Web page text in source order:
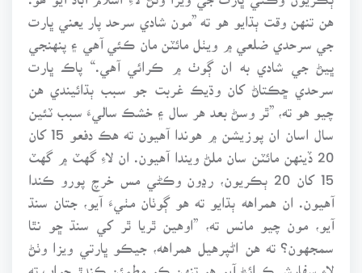
هن تنهن وقت ٻڌايو هو ته ”مون شادي سرحد پار يعني ڀارت
جي سرحدي ضلعي ۾ ويٺل مائٽن مان ڪئي آهي ۽ پنهنجي
ڀيڻ جي شادي به ان ڳوٺ ۾ ڪرائي آهي.“ پاڪ ڀارت
سرحدي ڇڪتاڻ کان وڌيڪ غربت جو سبب ٻڌائيندي هن
چيو هو ته، ”ٿر وسڻ بعد هر سال ۽ خشڪ ساليءَ سبب ٽئين
سال اسان ان پوزيشن ۾ هوندا آهيون ته هڪ دفعو 15 کان
20 ڏينهن مائٽن سان ملڻ ويندا آهيون. ان لاءِ گهٽ ۾ گهٽ
15 کان 20 ٻڪريون، رڍون وڪڻي مس خرچ پورو ڪندا
آهيون. ان همراهه ٻڌايو ته هو ڳوٺان مٺيءَ آيو، جتان سنڌ
آيو، مون چيو مانس ته، ”اوهين ٿريا ٿر کي سنڌ ڇو نٿا
سمجهون؟ ته هن اڻپرهيل همراهه، جيڪو ڀارتي ويزا وٺڻ
لاءِ سفارش ڪرائڻ آيو هو تنهن ڪو مطمئن ڪندڙ جواب ته